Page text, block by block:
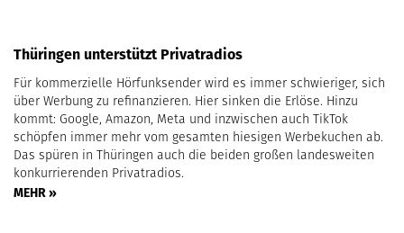
Thüringen unterstützt Privatradios
Für kommerzielle Hörfunksender wird es immer schwieriger, sich
über Werbung zu refinanzieren. Hier sinken die Erlöse. Hinzu
kommt: Google, Amazon, Meta und inzwischen auch TikTok
schöpfen immer mehr vom gesamten hiesigen Werbekuchen ab.
Das spüren in Thüringen auch die beiden großen landesweiten
konkurrierenden Privatradios.
MEHR »